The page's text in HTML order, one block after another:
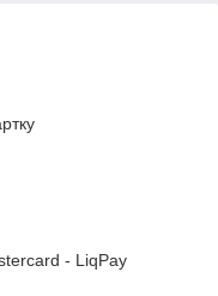
- LiqPay